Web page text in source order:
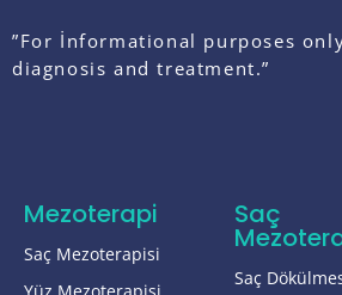
”For İnformational purposes
diagnosis and treatment.”
Mezoterapi
Saç Mezoterapisi
Saç
Saç